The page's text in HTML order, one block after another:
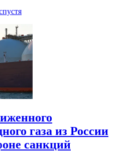
газа из России
санкций